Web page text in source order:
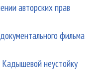
авторских прав
фильма
неустойку